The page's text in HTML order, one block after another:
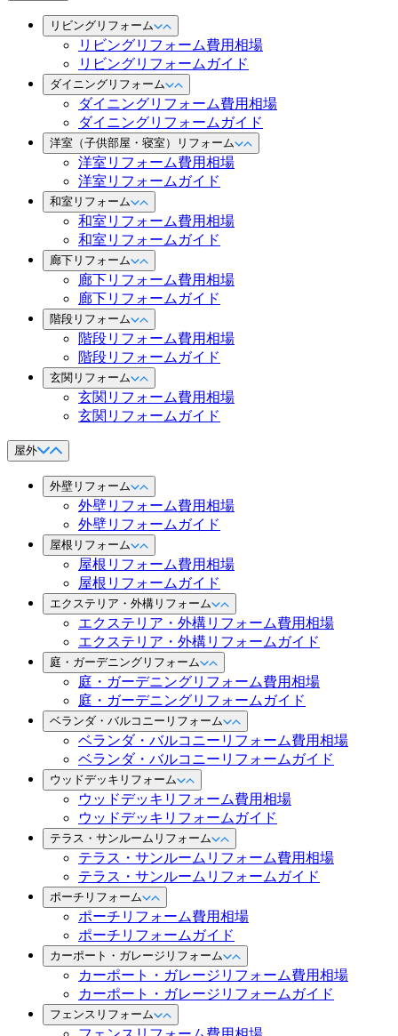
リビングリフォーム
リビングリフォーム費用相場
リビングリフォームガイド
ダイニングリフォーム
ダイニングリフォーム費用相場
ダイニングリフォームガイド
洋室（子供部屋・寝室）リフォーム
洋室リフォーム費用相場
洋室リフォームガイド
和室リフォーム
和室リフォーム費用相場
和室リフォームガイド
廊下リフォーム
廊下リフォーム費用相場
廊下リフォームガイド
階段リフォーム
階段リフォーム費用相場
階段リフォームガイド
玄関リフォーム
玄関リフォーム費用相場
玄関リフォームガイド
屋外
外壁リフォーム
外壁リフォーム費用相場
外壁リフォームガイド
屋根リフォーム
屋根リフォーム費用相場
屋根リフォームガイド
エクステリア・外構リフォーム
エクステリア・外構リフォーム費用相場
エクステリア・外構リフォームガイド
庭・ガーデニングリフォーム
庭・ガーデニングリフォーム費用相場
庭・ガーデニングリフォームガイド
ベランダ・バルコニーリフォーム
ベランダ・バルコニーリフォーム費用相場
ベランダ・バルコニーリフォームガイド
ウッドデッキリフォーム
ウッドデッキリフォーム費用相場
ウッドデッキリフォームガイド
テラス・サンルームリフォーム
テラス・サンルームリフォーム費用相場
テラス・サンルームリフォームガイド
ポーチリフォーム
ポーチリフォーム費用相場
ポーチリフォームガイド
カーポート・ガレージリフォーム
カーポート・ガレージリフォーム費用相場
カーポート・ガレージリフォームガイド
フェンスリフォーム